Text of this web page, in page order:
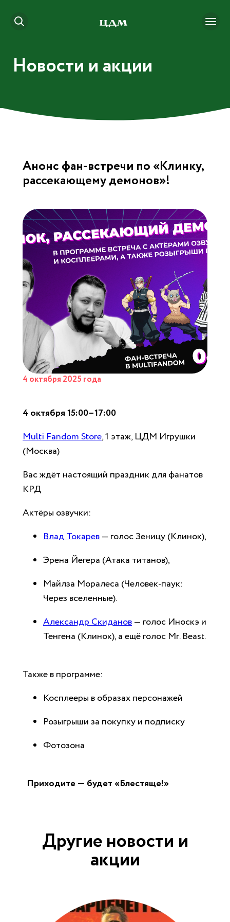
Новости и акции
Анонс фан-встречи по «Клинку,
рассекающему демонов»!
4 октября 2025 года
4 октября 15:00–17:00
Multi Fandom Store, 1 этаж, ЦДМ Игрушки
(Москва)
Вас ждёт настоящий праздник для фанатов
КРД
Актёры озвучки:
Влад Токарев— голос Зеницу (Клинок),
Эрена Йегера (Атака титанов),
Майлза Моралеса (Человек-паук:
Через вселенные).
Александр Скиданов— голос Иноскэ и
Тенгена (Клинок), а ещё голос Mr. Beast.
Также в программе:
Косплееры в образах персонажей
Розыгрыши за покупку и подписку
Фотозона
Приходите — будет «Блестяще!»
Другие новости и
акции